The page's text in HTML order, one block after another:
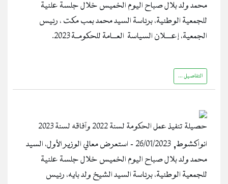
محمد ولد بلال صباح اليوم الخميس خلال جلسة علنية
للجمعية الوطنية، برئاسة السيد محمد بمب مكت ، رئيس
الجمعية، إعــــلان السياسة العـــامة للحكومــة 2023.
التفاصيل ...
حصيلة تنفيذ عمل الحكومة لسنة 2022 وآفاقه لسنة 2023
انواكشوط, 26/01/2023 - استعرض معالي الوزير الأول، السيد
محمد ولد بلال صباح اليوم الخميس خلال جلسة علنية
للجمعية الوطنية، برئاسة السيد الشيخ ولد بايه، رئيس